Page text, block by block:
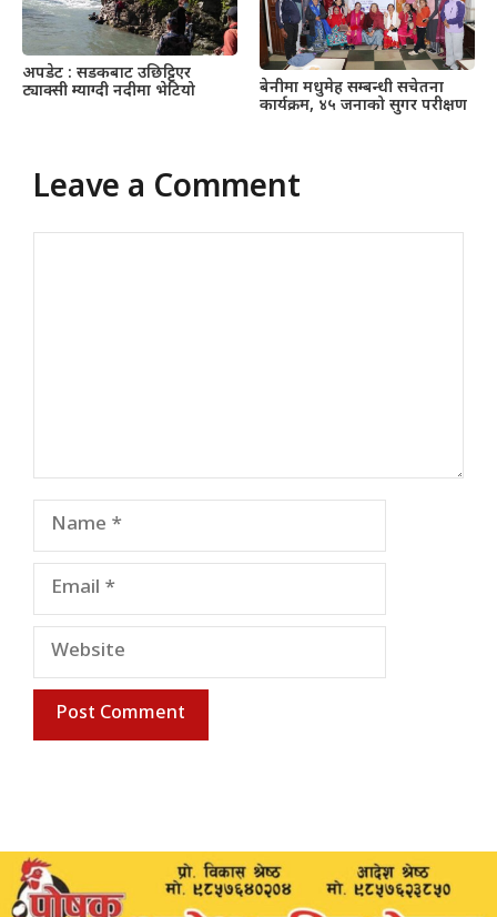
अपडेट : सडकबाट उछिट्टिएर
ट्याक्सी म्याग्दी नदीमा भेटियो
बेनीमा मधुमेह सम्बन्धी सचेतना
कार्यक्रम, ४५ जनाको सुगर परीक्षण
Leave a Comment
Name
Email
Website